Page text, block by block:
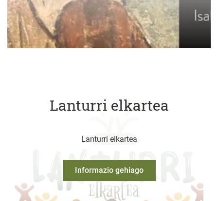
Lanturri elkartea
Lanturri elkartea
Informazio gehiago